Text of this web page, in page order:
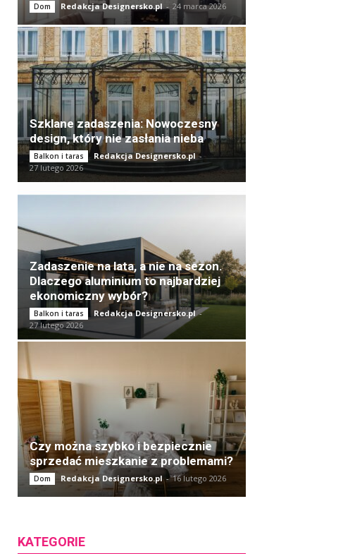
Dom Redakcja Designersko.pl - 24 marca 2026
Szklane zadaszenia: Nowoczesny
design, który nie zasłania nieba
Balkon i taras Redakcja Designersko.pl -
27 lutego 2026
Zadaszenie na lata, a nie na sezon.
Dlaczego aluminium to najbardziej
ekonomiczny wybór?
Balkon i taras Redakcja Designersko.pl -
27 lutego 2026
Czy można szybko i bezpiecznie
sprzedać mieszkanie z problemami?
Dom Redakcja Designersko.pl - 16 lutego 2026
KATEGORIE